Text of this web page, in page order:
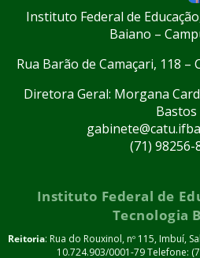
Instituto Federal de
Baiano –
Rua Barão de Camaçari, 118 –
Diretora Geral: Morgana
Bastos
(71) 98256-
Instituto Federal de
Tecnologia
Reitoria: Rua do Rouxinol, nº 115, Imbuí,
10.724.903/0001-79 Telefone: